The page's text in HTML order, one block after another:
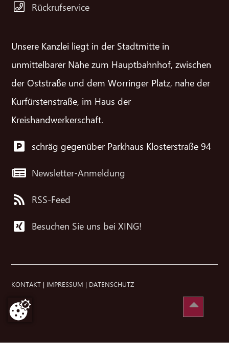
Rückrufservice
Unsere Kanzlei liegt in der Stadtmitte in
unmittelbarer Nähe zum Hauptbahnhof, zwischen
der Oststraße und dem Worringer Platz, nahe der
Kurfürstenstraße, im Haus der
Kreishandwerkerschaft.
schräg gegenüber Parkhaus Klosterstraße 94
Newsletter-Anmeldung
RSS-Feed
Besuchen Sie uns bei XING!
KONTAKT | IMPRESSUM | DATENSCHUTZ